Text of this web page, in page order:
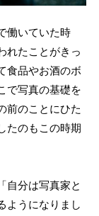
働いていた時
れたことがきっ
食品やお酒のボ
で写真の基礎を
前のことにひた
たのもこの時期
自分は写真家と
ようになりまし